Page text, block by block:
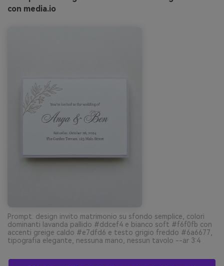
con media.io
Prompt: design invito matrimonio su sfondo semplice, colori
dominanti lavanda pallido #ddcef4 e bianco soft #f6f0fb con
accenti greige caldo #e7dfd6 e testo grigio freddo #6a6677,
tipografia elegante, nessuna mano, nessun tavolo --ar 3:4